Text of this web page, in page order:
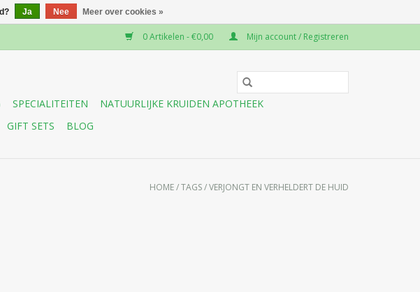
0 Artikelen - €0,00 Mijn account / Registreren
SPECIALITEITEN
NATUURLIJKE KRUIDEN APOTHEEK
GIFT SETS BLOG
HOME/TAGS/VERJONGT EN VERHELDERT DE HUID
Ja Nee Meer over cookies »